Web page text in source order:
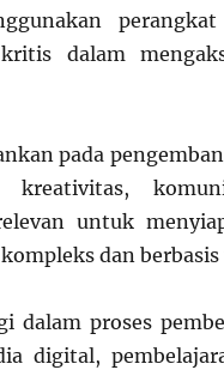
dalam
pada
untuk
dan
dalam proses
digital,